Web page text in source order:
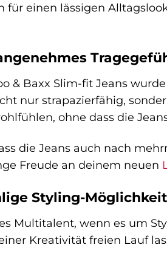
für einen lässigen
& Baxx Slim-fit Jeans
nur strapazierfähig,
ohne dass die
die Jeans auch nach
Freude an deinem neuen
Styling-
Multitalent, wenn es um
Kreativität freien Lauf